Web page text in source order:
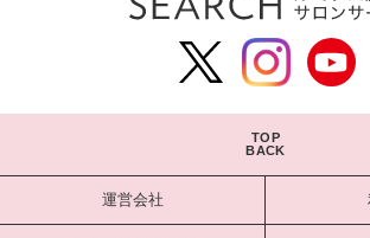
TOP
BACK
運営会社